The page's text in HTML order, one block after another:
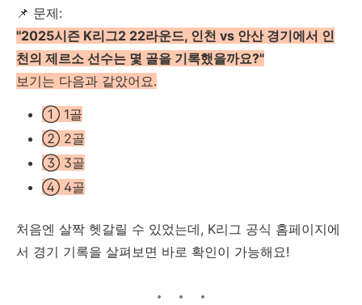
📌 문제:
"2025시즌 K리그2 22라운드, 인천 vs 안산 경기에서 인
천의 제르소 선수는 몇 골을 기록했을까요?"
보기는 다음과 같았어요.
① 1골
② 2골
③ 3골
④ 4골
처음엔 살짝 헷갈릴 수 있었는데, K리그 공식 홈페이지에
서 경기 기록을 살펴보면 바로 확인이 가능해요!